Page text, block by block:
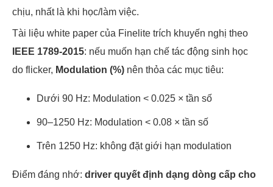
chịu, nhất là khi học/làm việc.
Tài liệu white paper của Finelite trích khuyến nghị theo
IEEE 1789-2015: nếu muốn hạn chế tác động sinh học
do flicker, Modulation (%) nên thỏa các mục tiêu:
Dưới 90 Hz: Modulation < 0.025 × tần số
90–1250 Hz: Modulation < 0.08 × tần số
Trên 1250 Hz: không đặt giới hạn modulation
Điểm đáng nhớ: driver quyết định dạng dòng cấp cho